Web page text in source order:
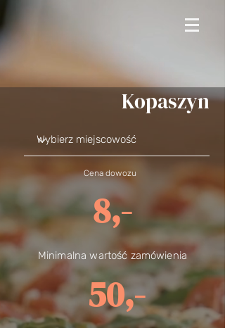
Kopaszyn
Cena dowozu
8,-
Minimalna wartość zamówienia
50,-